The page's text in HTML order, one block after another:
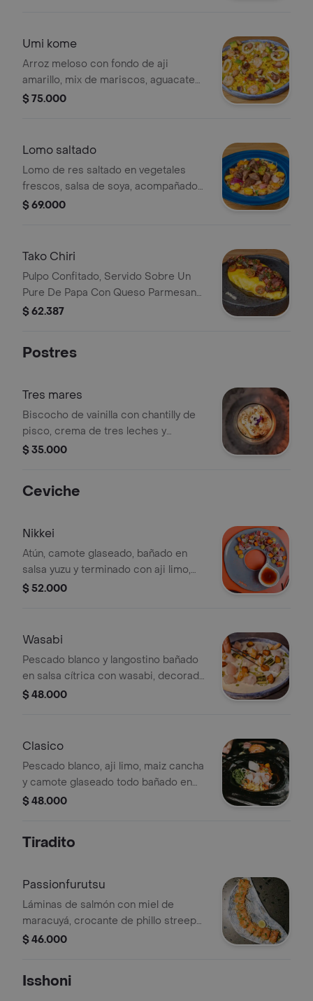
Umi kome
Arroz meloso con fondo de aji
amarillo, mix de mariscos, aguacate
tatemado, terminado con chalaca
$ 75.000
Lomo saltado
Lomo de res saltado en vegetales
frescos, salsa de soya, acompañado
con arroz cocido, huevo y papa
$ 69.000
Tako Chiri
Pulpo Confitado, Servido Sobre Un
Pure De Papa Con Queso Parmesano,
Terminado Con Salsa
$ 62.387
Postres
Tres mares
Biscocho de vainilla con chantilly de
pisco, crema de tres leches y
crumble de limonaria y hierba buena.
$ 35.000
Ceviche
Nikkei
Atún, camote glaseado, bañado en
salsa yuzu y terminado con aji limo,
cebolla ocañera, cilantro y gotas de
$ 52.000
Wasabi
Pescado blanco y langostino bañado
en salsa cítrica con wasabi, decorado
con furikake y plátano maduro en
$ 48.000
Clasico
Pescado blanco, aji limo, maiz cancha
y camote glaseado todo bañado en
leche de tigre tzunami.
$ 48.000
Tiradito
Passionfurutsu
Láminas de salmón con miel de
maracuyá, crocante de phillo streeps
y gotas de limón.
$ 46.000
Isshoni